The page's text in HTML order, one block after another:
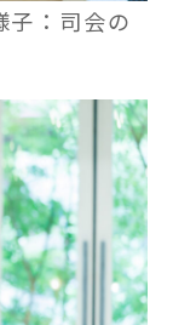
：司会の